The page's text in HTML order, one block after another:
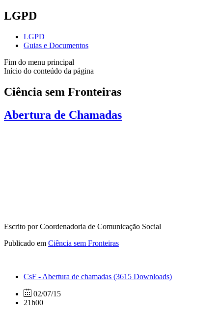
LGPD
LGPD
Guias e Documentos
Fim do menu principal
Início do conteúdo da página
Ciência sem Fronteiras
Abertura de Chamadas
Escrito por Coordenadoria de Comunicação Social
Publicado em Ciência sem Fronteiras
CsF - Abertura de chamadas (3615 Downloads)
02/07/15
21h00